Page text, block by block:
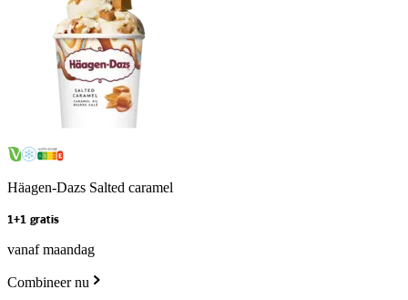
Häagen-Dazs Salted caramel
1+1 gratis
vanaf maandag
Combineer nu